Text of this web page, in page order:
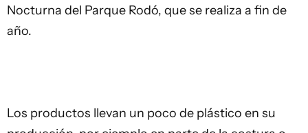
Nocturna del Parque Rodó, que se realiza a fin de
año.
Los productos llevan un poco de plástico en su